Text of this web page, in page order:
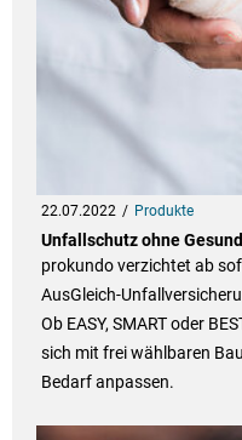
22.07.2022 Produkte
Unfallschutz ohne
prokundo verzichtet ab
AusGleich-
Ob EASY, SMART oder
sich mit frei wählbaren
Bedarf anpassen.